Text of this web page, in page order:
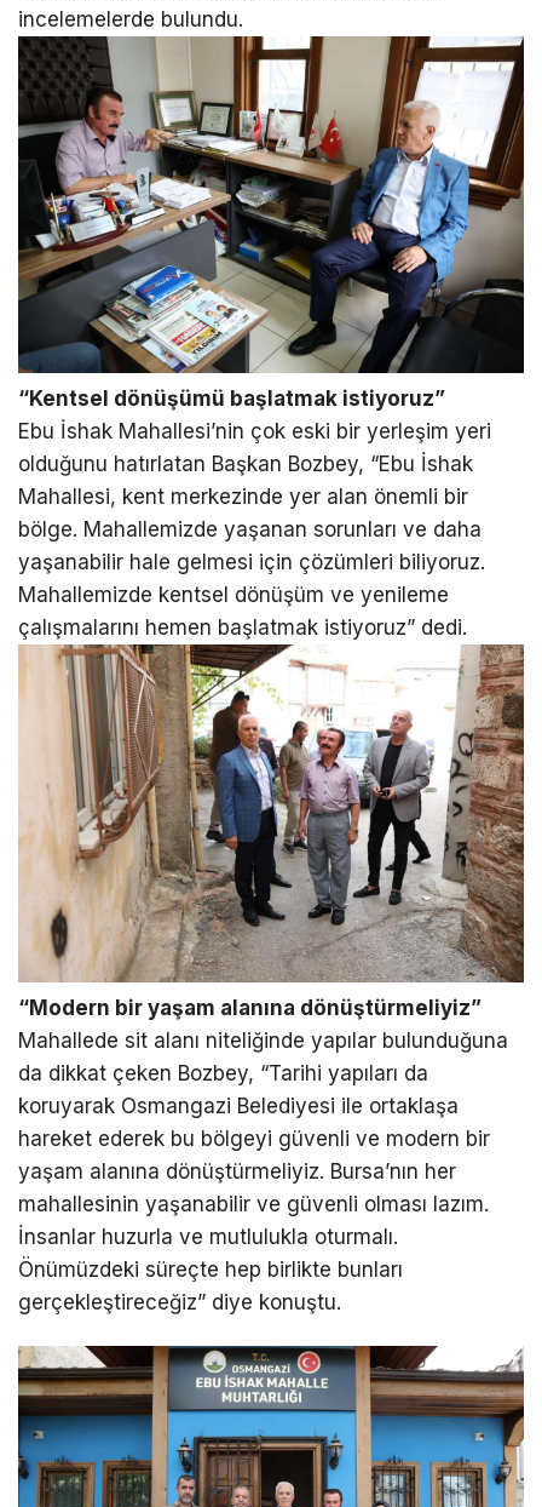
incelemelerde bulundu.
“Kentsel dönüşümü başlatmak istiyoruz”
Ebu İshak Mahallesi’nin çok eski bir yerleşim yeri
olduğunu hatırlatan Başkan Bozbey, “Ebu İshak
Mahallesi, kent merkezinde yer alan önemli bir
bölge. Mahallemizde yaşanan sorunları ve daha
yaşanabilir hale gelmesi için çözümleri biliyoruz.
Mahallemizde kentsel dönüşüm ve yenileme
çalışmalarını hemen başlatmak istiyoruz” dedi.
“Modern bir yaşam alanına dönüştürmeliyiz”
Mahallede sit alanı niteliğinde yapılar bulunduğuna
da dikkat çeken Bozbey, “Tarihi yapıları da
koruyarak Osmangazi Belediyesi ile ortaklaşa
hareket ederek bu bölgeyi güvenli ve modern bir
yaşam alanına dönüştürmeliyiz. Bursa’nın her
mahallesinin yaşanabilir ve güvenli olması lazım.
İnsanlar huzurla ve mutlulukla oturmalı.
Önümüzdeki süreçte hep birlikte bunları
gerçekleştireceğiz” diye konuştu.